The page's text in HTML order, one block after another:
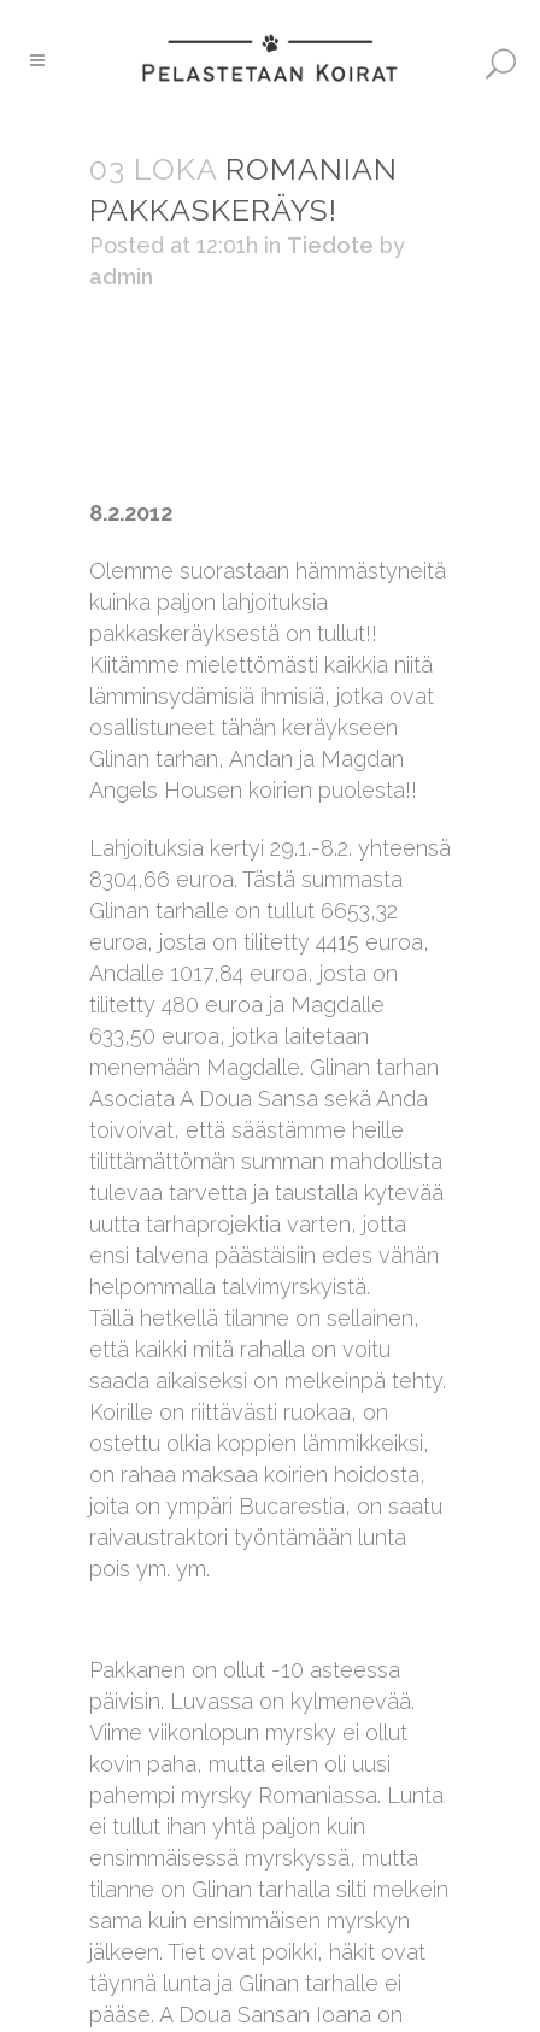
03 LOKA ROMANIAN
PAKKASKERÄYS!
Posted at 12:01h in Tiedote by
admin
8.2.2012
Olemme suorastaan hämmästyneitä
kuinka paljon lahjoituksia
pakkaskeräyksestä on tullut!!
Kiitämme mielettömästi kaikkia niitä
lämminsydämisiä ihmisiä, jotka ovat
osallistuneet tähän keräykseen
Glinan tarhan, Andan ja Magdan
Angels Housen koirien puolesta!!
Lahjoituksia kertyi 29.1.-8.2. yhteensä
8304,66 euroa. Tästä summasta
Glinan tarhalle on tullut 6653,32
euroa, josta on tilitetty 4415 euroa,
Andalle 1017,84 euroa, josta on
tilitetty 480 euroa ja Magdalle
633,50 euroa, jotka laitetaan
menemään Magdalle. Glinan tarhan
Asociata A Doua Sansa sekä Anda
toivoivat, että säästämme heille
tilittämättömän summan mahdollista
tulevaa tarvetta ja taustalla kytevää
uutta tarhaprojektia varten, jotta
ensi talvena päästäisiin edes vähän
helpommalla talvimyrskyistä.
Tällä hetkellä tilanne on sellainen,
että kaikki mitä rahalla on voitu
saada aikaiseksi on melkeinpä tehty.
Koirille on riittävästi ruokaa, on
ostettu olkia koppien lämmikkeiksi,
on rahaa maksaa koirien hoidosta,
joita on ympäri Bucarestia, on saatu
raivaustraktori työntämään lunta
pois ym. ym.
Pakkanen on ollut -10 asteessa
päivisin. Luvassa on kylmenevää.
Viime viikonlopun myrsky ei ollut
kovin paha, mutta eilen oli uusi
pahempi myrsky Romaniassa. Lunta
ei tullut ihan yhtä paljon kuin
ensimmäisessä myrskyssä, mutta
tilanne on Glinan tarhalla silti melkein
sama kuin ensimmäisen myrskyn
jälkeen. Tiet ovat poikki, häkit ovat
täynnä lunta ja Glinan tarhalle ei
pääse. A Doua Sansan Ioana on